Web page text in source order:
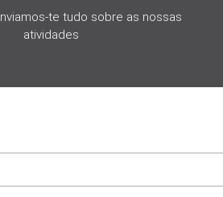
nviamos-te tudo sobre as nossas
atividades